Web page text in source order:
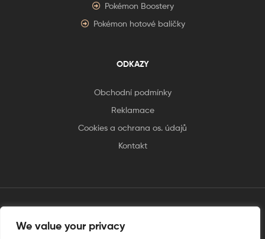
We value your privacy
Pokémon Boostery
Pokémon hotové balíčky
ODKAZY
Obchodní podmínky
Reklamace
Cookies a ochrana os. údajů
Kontakt
tento web je vytvořen úplnějinak